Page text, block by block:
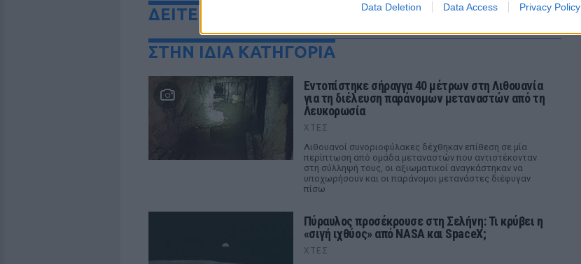
Data Deletion Data Access Privacy Policy
ΔΕΙΤΕ ΕΠΙΣΗΣ
ΣΤΗΝ ΙΔΙΑ ΚΑΤΗΓΟΡΙΑ
Εντοπίστηκε σήραγγα 40 μέτρων στη Λιθουανία
για τη διέλευση παράνομων μεταναστών από τη
Λευκορωσία
ΧΤΕΣ
Λιθουανοί συνοριοφύλακες δέχθηκαν επίθεση σε μία
περίπτωση από ομάδα μεταναστών που αντιστέκονταν
στη σύλληψή τους, οι αξιωματικοί αναγκάστηκαν να
υποχωρήσουν και οι παράνομοι μετανάστες διέφυγαν
πίσω
Πύραυλος προσέκρουσε στη Σελήνη: Τι κρύβει η
«σιγή ιχθύος» από NASA και SpaceX;
ΧΤΕΣ